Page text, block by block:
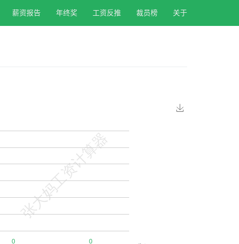
薪资报告 年终奖 工资反推 裁员榜 关于